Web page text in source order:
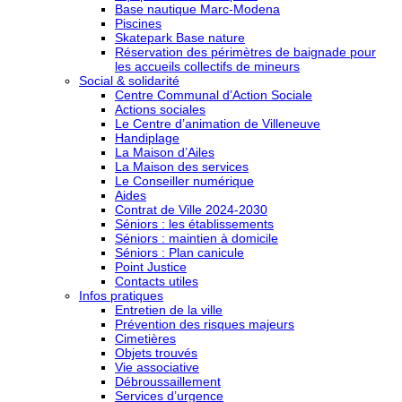
Base nautique Marc-Modena
Piscines
Skatepark Base nature
Réservation des périmètres de baignade pour
les accueils collectifs de mineurs
Social & solidarité
Centre Communal d’Action Sociale
Actions sociales
Le Centre d’animation de Villeneuve
Handiplage
La Maison d’Ailes
La Maison des services
Le Conseiller numérique
Aides
Contrat de Ville 2024-2030
Séniors : les établissements
Séniors : maintien à domicile
Séniors : Plan canicule
Point Justice
Contacts utiles
Infos pratiques
Entretien de la ville
Prévention des risques majeurs
Cimetières
Objets trouvés
Vie associative
Débroussaillement
Services d’urgence